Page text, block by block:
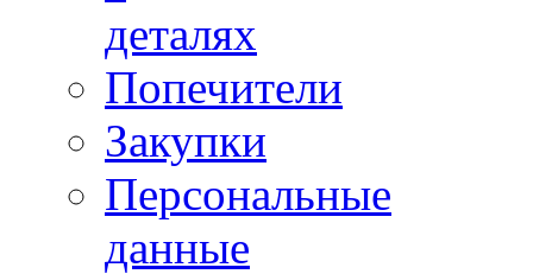
деталях
Попечители
Закупки
Персональные
данные